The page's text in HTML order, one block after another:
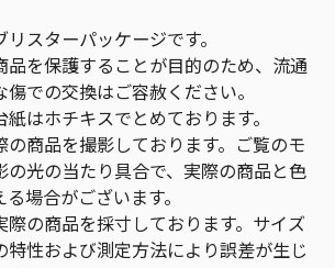
スターパッケージです。
を保護することが目的のため、流通
傷での交換はご容赦ください。
はホチキスでとめております。
商品を撮影しております。ご覧のモ
の光の当たり具合で、実際の商品と色
場合がございます。
の商品を採寸しております。サイズ
特性および測定方法により誤差が生じ